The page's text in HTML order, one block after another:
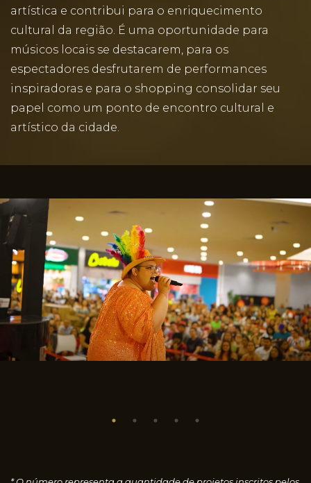
artística e contribui para o enriquecimento
cultural da região. É uma oportunidade para
músicos locais se destacarem, para os
espectadores desfrutarem de performances
inspiradoras e para o shopping consolidar seu
papel como um ponto de encontro cultural e
artístico da cidade.